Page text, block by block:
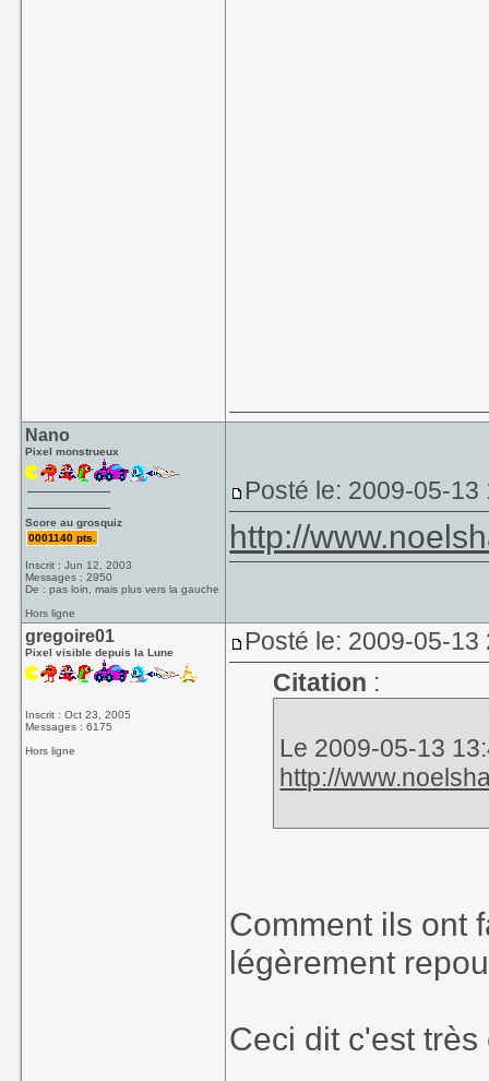
Nano
Pixel monstrueux
Score au grosquiz
0001140 pts.
Inscrit : Jun 12, 2003
Messages : 2950
De : pas loin, mais plus vers la gauche
Hors ligne
Posté le: 2009-05-13
http://
gregoire01
Pixel visible depuis la Lune
Inscrit : Oct 23, 2005
Messages : 6175
Hors ligne
Posté le: 2009-05-13
Citation :
Le 2009-05-13
http://
Comment ils ont
légèrement
Ceci dit c'est